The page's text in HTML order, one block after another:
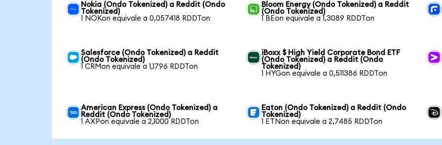
Nokia (Ondo Tokenized) a Reddit (Ondo
Tokenized)
1 NOKon equivale a 0,057418 RDDTon
Bloom Energy (Ondo Tokenized) a Reddit
(Ondo Tokenized)
1 BEon equivale a 1,3089 RDDTon
Salesforce (Ondo Tokenized) a Reddit
(Ondo Tokenized)
1 CRMon equivale a 1,1796 RDDTon
iBoxx $ High Yield Corporate Bond ETF
(Ondo Tokenized) a Reddit (Ondo
Tokenized)
1 HYGon equivale a 0,511386 RDDTon
American Express (Ondo Tokenized) a
Reddit (Ondo Tokenized)
1 AXPon equivale a 2,1000 RDDTon
Eaton (Ondo Tokenized) a Reddit (Ondo
Tokenized)
1 ETNon equivale a 2,7485 RDDTon